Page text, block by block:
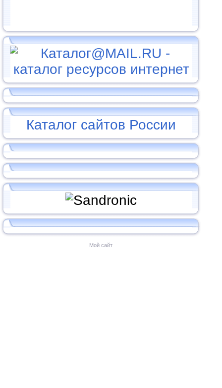
Каталог сайтов России
Мой сайт